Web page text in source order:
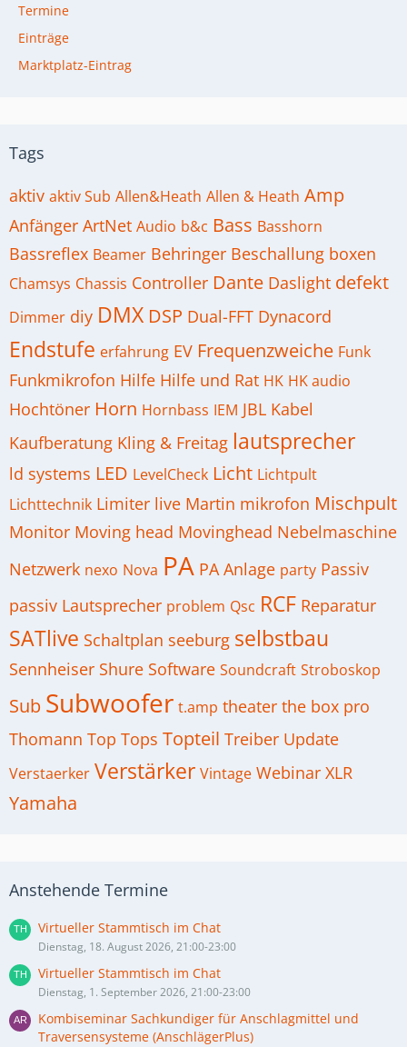
Termine
Einträge
Marktplatz-Eintrag
Tags
aktiv aktiv Sub Allen&Heath Allen & Heath Amp
Anfänger ArtNet Audio b&c Bass Basshorn
Bassreflex Beamer Behringer Beschallung boxen
Chamsys Chassis Controller Dante Daslight defekt
Dimmer diy DMX DSP Dual-FFT Dynacord
Endstufe erfahrung EV Frequenzweiche Funk
Funkmikrofon Hilfe Hilfe und Rat HK HK audio
Hochtöner Horn Hornbass IEM JBL Kabel
Kaufberatung Kling & Freitag lautsprecher
ld systems LED LevelCheck Licht Lichtpult
Lichttechnik Limiter live Martin mikrofon Mischpult
Monitor Moving head Movinghead Nebelmaschine
Netzwerk nexo Nova PA PA Anlage party Passiv
passiv Lautsprecher problem Qsc RCF Reparatur
SATlive Schaltplan seeburg selbstbau
Sennheiser Shure Software Soundcraft Stroboskop
Sub Subwoofer t.amp theater the box pro
Thomann Top Tops Topteil Treiber Update
Verstaerker Verstärker Vintage Webinar XLR
Yamaha
Anstehende Termine
Virtueller Stammtisch im Chat
Dienstag, 18. August 2026, 21:00-23:00
Virtueller Stammtisch im Chat
Dienstag, 1. September 2026, 21:00-23:00
Kombiseminar Sachkundiger für Anschlagmittel und
Traversensysteme (AnschlägerPlus)